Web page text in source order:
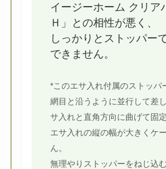
イージーホーム クリア
Ｈ」との相性が悪く、
しっかりとストッパー
できません。
*このエサ入れ付属のストッパ
網目と沿うように並行して差
サ入れと直角方向に曲げて固
エサ入れの縦の幅が大きくケ
ん。
無理やりストッパーをねじ込